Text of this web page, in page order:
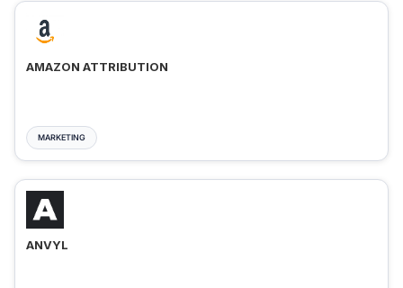
AMAZON ATTRIBUTION
MARKETING
ANVYL